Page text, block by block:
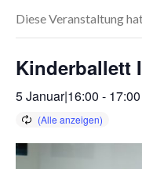
Diese Veranstaltung
Kinderballett I
5 Januar|16:00 - 17:00